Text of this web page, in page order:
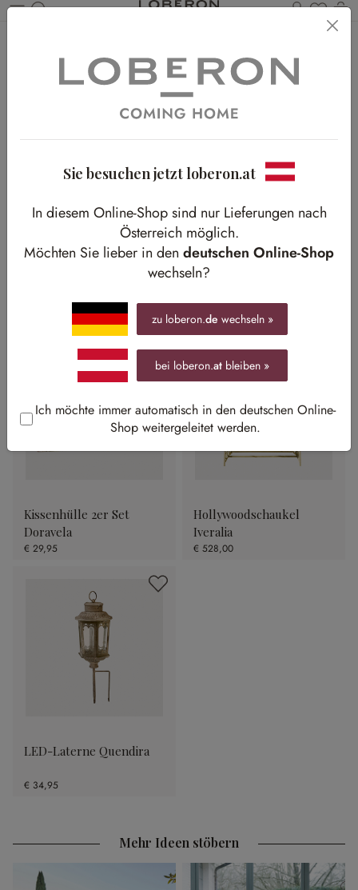
Du
Schaukelromantik in Rot und Weiß
Gartenidylle im romantischen Stil
Kissenhülle 2er Set
Doravela
€ 29,95
Hollywoodschaukel
Iveralia
€ 528,00
LED-Laterne Quendira
€ 34,95
Mehr Ideen stöbern
Sie besuchen jetzt loberon.at
In diesem Online-Shop sind nur Lieferungen nach
Österreich möglich.
Möchten Sie lieber in den deutschen Online-Shop
wechseln?
zu loberon.de wechseln »
bei loberon.at bleiben »
Ich möchte immer automatisch in den deutschen Online-
Shop weitergeleitet werden.